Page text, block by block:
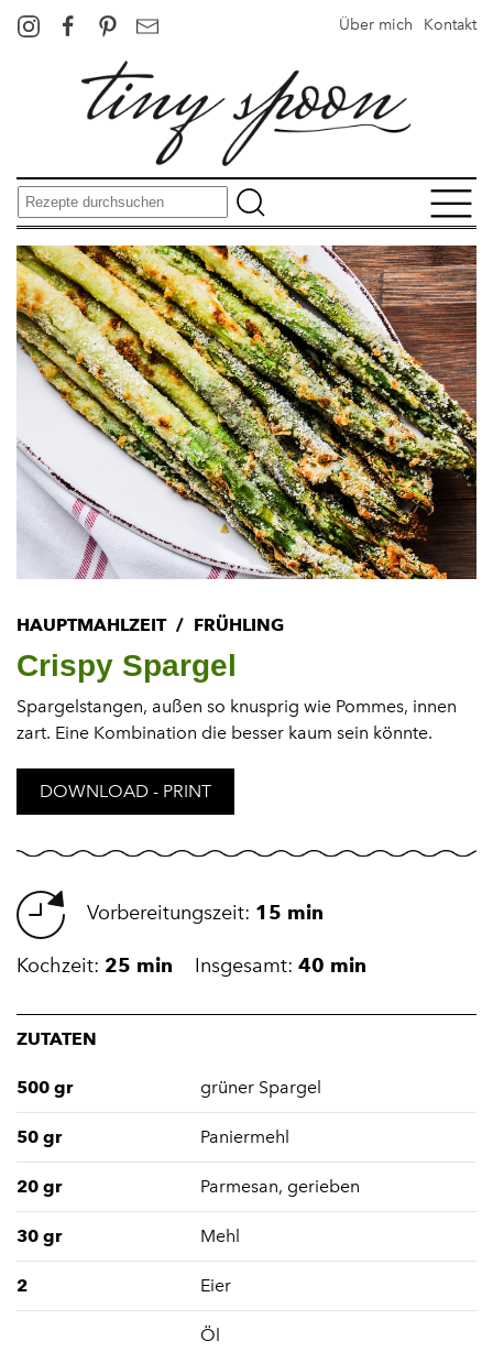
Über mich Kontakt
HAUPTMAHLZEIT FRÜHLING
Crispy Spargel
Spargelstangen, außen so knusprig wie Pommes, innen
zart. Eine Kombination die besser kaum sein könnte.
DOWNLOAD - PRINT
Vorbereitungszeit: 15 min
Kochzeit: 25 min Insgesamt: 40 min
ZUTATEN
500 gr grüner Spargel
50 gr Paniermehl
20 gr Parmesan, gerieben
30 gr Mehl
2 Eier
Öl